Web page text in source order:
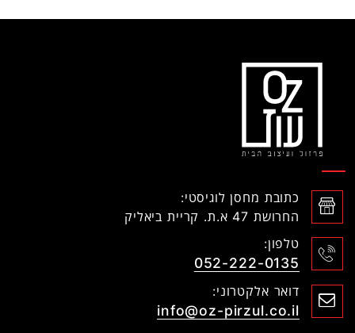
כתובת מחסן לוגיסטי:
החרושת 47 א.ת. קריית ביאליק
טלפון:
052-222-0135
דואר אלקטרוני:
info@oz-pirzul.co.il